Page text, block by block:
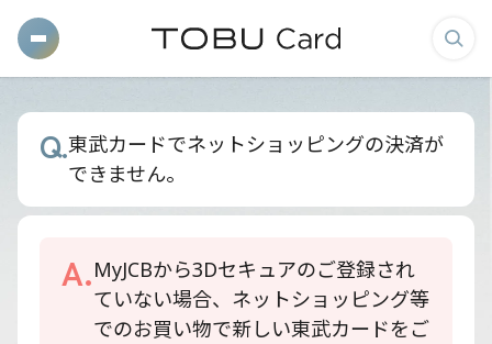
メ
ニ
ュ
ー
開
検
索
画
表
Q.東武カードでネットショッピングの決済が
できません。
A.MyJCBから3Dセキュアのご登録され
ていない場合、ネットショッピング等
でのお買い物で新しい東武カードをご